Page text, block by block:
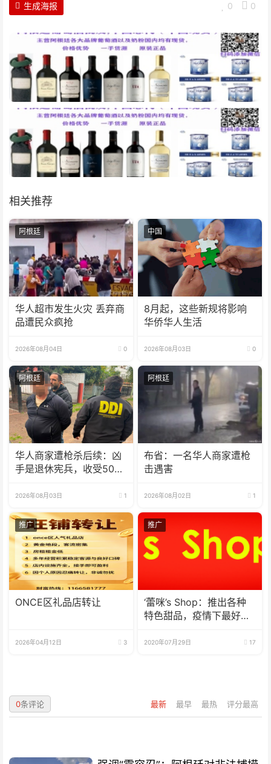
0 0
生成海报
相关推荐
阿根廷
华人超市发生火灾 丢弃商
品遭民众疯抢
2026年08月04日 0
中国
8月起，这些新规将影响
华侨华人生活
2026年08月03日 0
阿根廷
华人商家遭枪杀后续：凶
手是退休宪兵，收受5000
2026年08月03日 1
阿根廷
布省：一名华人商家遭枪
击遇害
2026年08月02日 1
推广
ONCE区礼品店转让
2026年04月12日 3
推广
‘蕾咪’s Shop：推出各种
特色甜品，疫情下最好的
2020年07月29日 17
最新 最早 最热 评分最高
0条评论